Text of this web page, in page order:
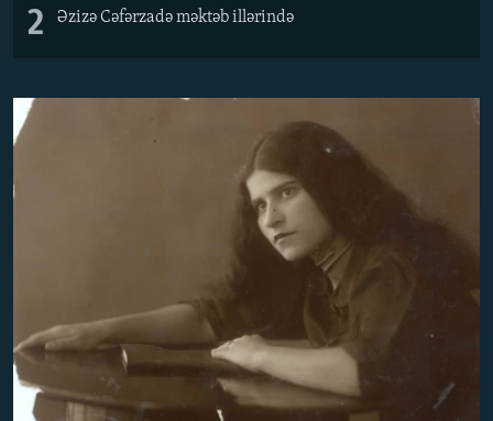
2 Əzizə Cəfərzadə məktəb illərində